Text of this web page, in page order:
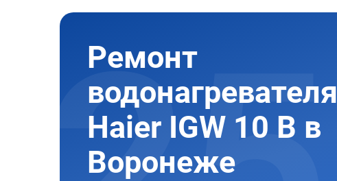
Ремонт
водонагревателя
Haier IGW 10 B в
Воронеже